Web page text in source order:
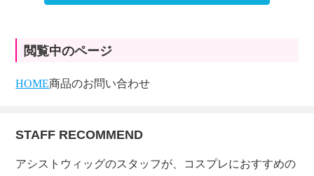
閲覧中のページ
HOME商品のお問い合わせ
STAFF RECOMMEND
アシストウィッグのスタッフが、コスプレにおすすめの